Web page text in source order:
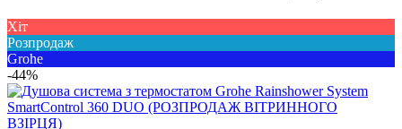
Хіт
Розпродаж
Grohe
-44%